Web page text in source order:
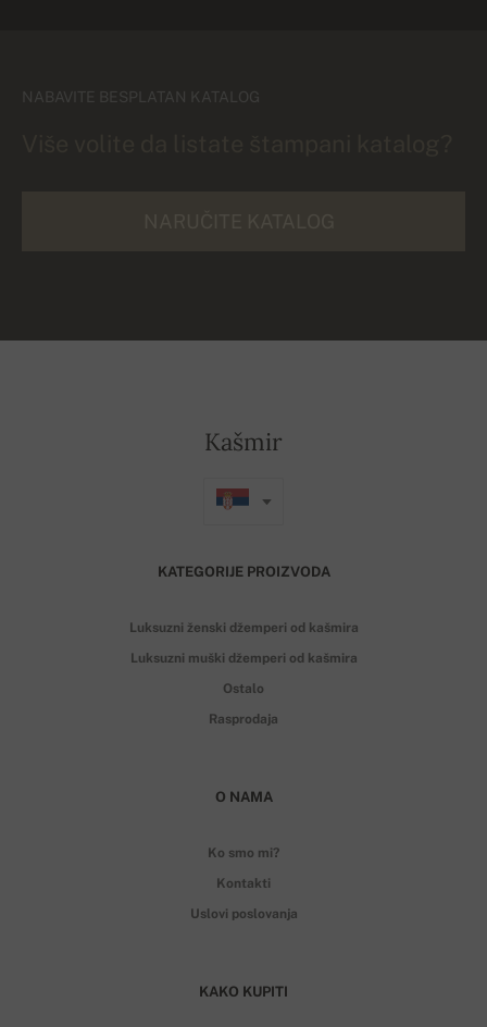
NABAVITE BESPLATAN KATALOG
Kašmir
KATEGORIJE PROIZVODA
Luksuzni ženski džemperi od kašmira
Luksuzni muški džemperi od kašmira
Ostalo
Rasprodaja
O NAMA
Ko smo mi?
Kontakti
Uslovi poslovanja
KAKO KUPITI